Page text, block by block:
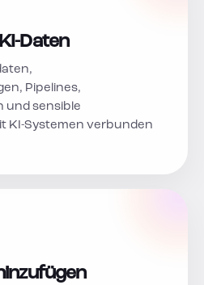
Daten
Pipelines,
und sensible
KI-Systemen verbunden